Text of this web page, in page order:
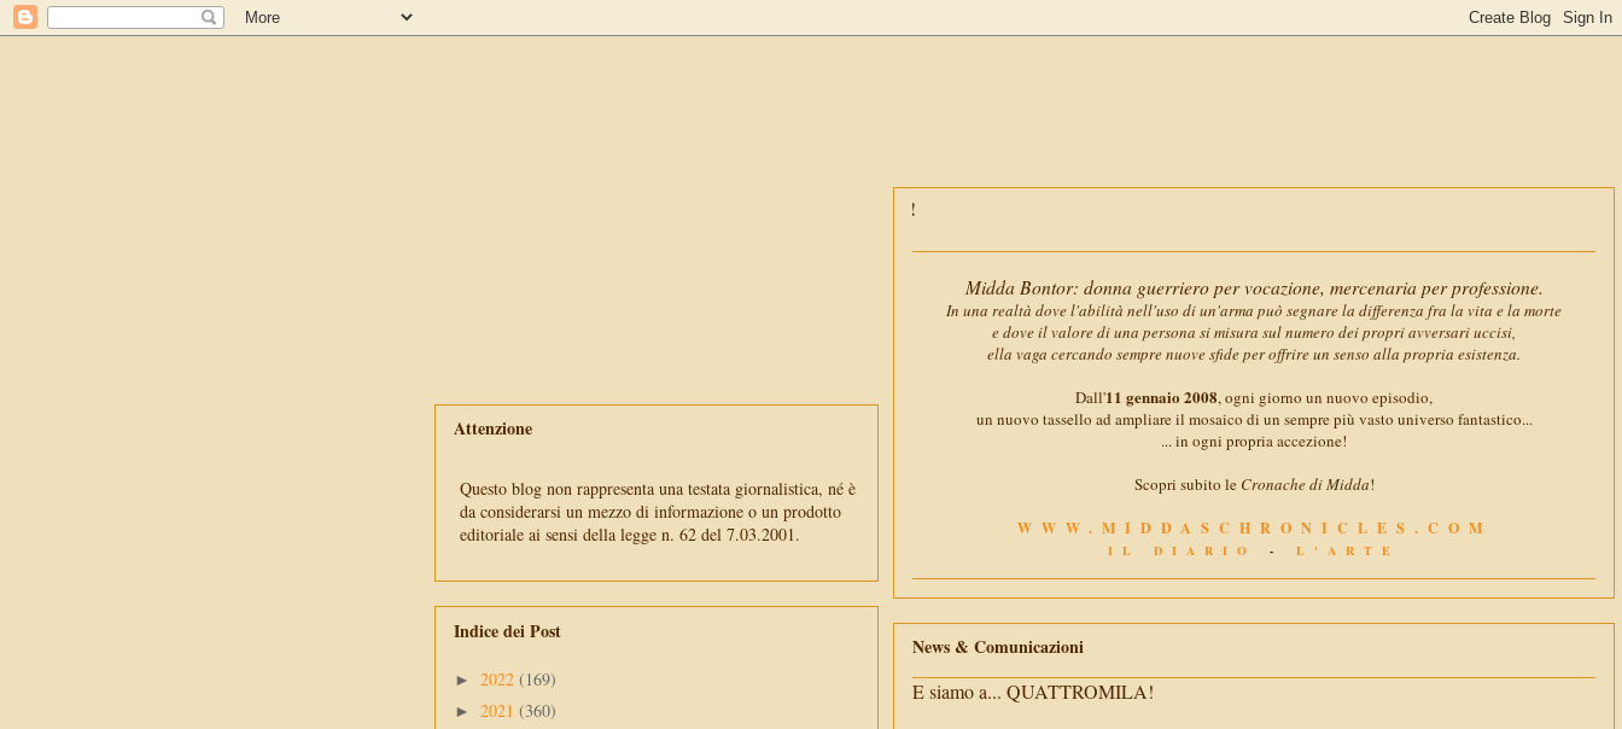
Midda Bontor: donna guerriero per vocazione, mercenaria per professione.
In una realtà dove l'abilità nell'uso di un'arma può segnare la differenza fra la vita e la morte
e dove il valore di una persona si misura sul numero dei propri avversari uccisi,
ella vaga cercando sempre nuove sfide per offrire un senso alla propria esistenza.
Dall'11 gennaio 2008, ogni giorno un nuovo episodio,
un nuovo tassello ad ampliare il mosaico di un sempre più vasto universo fantastico...
... in ogni propria accezione!
Scopri subito le Cronache di Midda!
WWW.MIDDASCHRONICLES.COM
IL DIARIO - L'ARTE
News & Comunicazioni
E siamo a... QUATTROMILA!
Attenzione
Questo blog non rappresenta una testata giornalistica, né è
da considerarsi un mezzo di informazione o un prodotto
editoriale ai sensi della legge n. 62 del 7.03.2001.
Indice dei Post
► 2022 (169)
► 2021 (360)